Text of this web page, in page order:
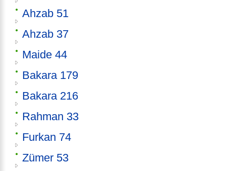
Ahzab 51
Ahzab 37
Maide 44
Bakara 179
Bakara 216
Rahman 33
Furkan 74
Zümer 53